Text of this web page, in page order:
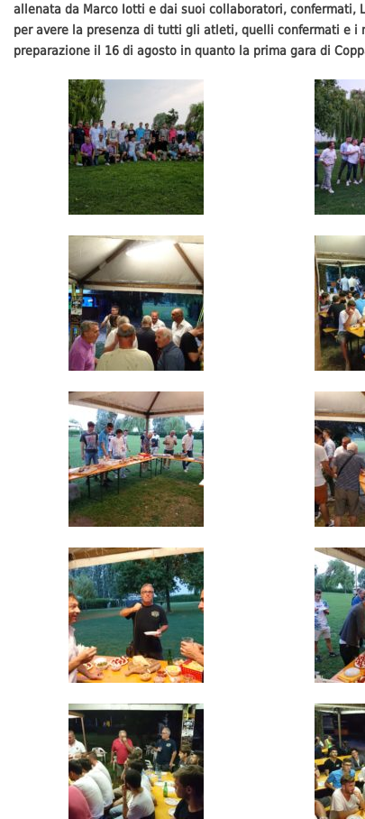
allenata da Marco Iotti e dai suoi collaboratori, confermati,
per avere la presenza di tutti gli atleti, quelli confermati e
preparazione il 16 di agosto in quanto la prima gara di